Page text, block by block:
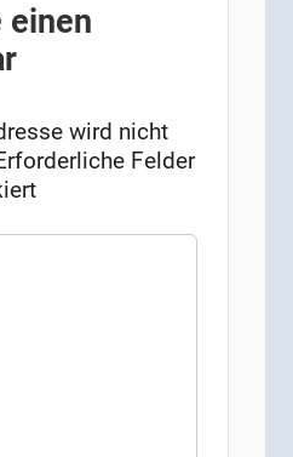
einen
wird nicht
Felder